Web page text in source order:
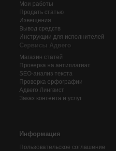
Мои работы
Продать статью
Извещения
Вывод средств
Инструкции для исполнителей
Сервисы Адвего
Магазин статей
Проверка на антиплагиат
SEO-анализ текста
Проверка орфографии
Адвего Лингвист
Заказ контента и услуг
Информация
Пользовательское соглашение